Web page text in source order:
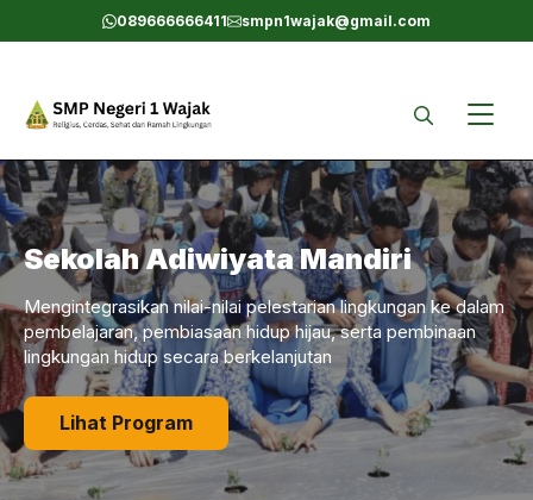
to
089666666411 smpn1wajak@gmail.com
Sekolah Adiwiyata Mandiri
Mengintegrasikan nilai-nilai pelestarian lingkungan ke dalam
pembelajaran, pembiasaan hidup hijau, serta pembinaan
lingkungan hidup secara berkelanjutan
Lihat Program